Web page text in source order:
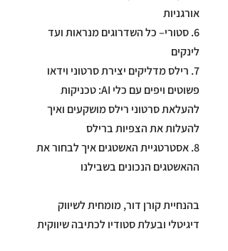
6. סטורי– כל השדרוגים מנראות ועד
7. רילס מדליקים יצירת סרטוני וידאו
פשוטים ויפים עם כלי AI: טכניקות
להעלאת סרטוני רילס מושקעים ואיך
8. אסטרטגיית האשטגים איך לבחור את
בהנחיית קורן דור, מומחית לשיווק
דיגיטלי ובעלת סטודיו לכתיבה שיווקית